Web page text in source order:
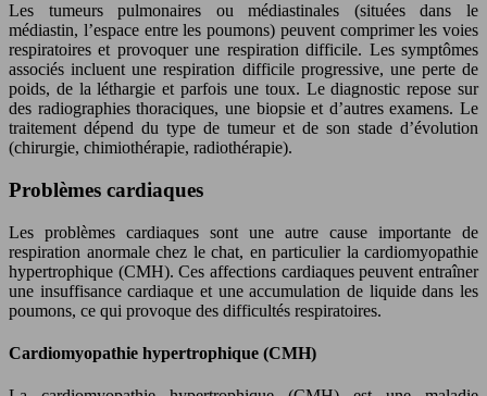
Les tumeurs pulmonaires ou médiastinales (situées dans le
médiastin, l’espace entre les poumons) peuvent comprimer les voies
respiratoires et provoquer une respiration difficile. Les symptômes
associés incluent une respiration difficile progressive, une perte de
poids, de la léthargie et parfois une toux. Le diagnostic repose sur
des radiographies thoraciques, une biopsie et d’autres examens. Le
traitement dépend du type de tumeur et de son stade d’évolution
(chirurgie, chimiothérapie, radiothérapie).
Problèmes cardiaques
Les problèmes cardiaques sont une autre cause importante de
respiration anormale chez le chat, en particulier la cardiomyopathie
hypertrophique (CMH). Ces affections cardiaques peuvent entraîner
une insuffisance cardiaque et une accumulation de liquide dans les
poumons, ce qui provoque des difficultés respiratoires.
Cardiomyopathie hypertrophique (CMH)